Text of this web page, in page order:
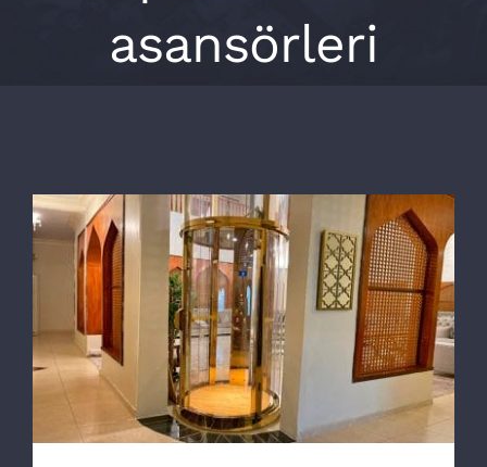
asansörleri
Vakum Asansör